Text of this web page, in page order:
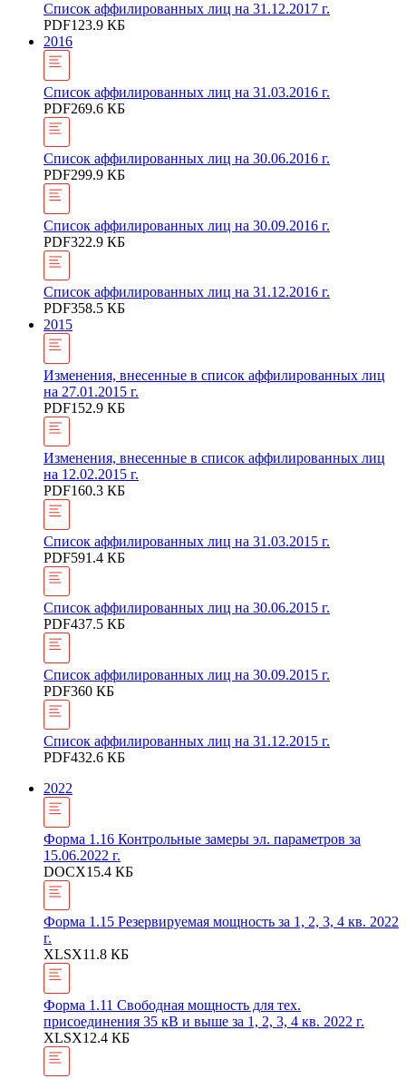
Список аффилированных лиц на 31.12.2017 г.
PDF123.9 КБ
2016
Список аффилированных лиц на 31.03.2016 г.
PDF269.6 КБ
Список аффилированных лиц на 30.06.2016 г.
PDF299.9 КБ
Список аффилированных лиц на 30.09.2016 г.
PDF322.9 КБ
Список аффилированных лиц на 31.12.2016 г.
PDF358.5 КБ
2015
Изменения, внесенные в список аффилированных лиц
на 27.01.2015 г.
PDF152.9 КБ
Изменения, внесенные в список аффилированных лиц
на 12.02.2015 г.
PDF160.3 КБ
Список аффилированных лиц на 31.03.2015 г.
PDF591.4 КБ
Список аффилированных лиц на 30.06.2015 г.
PDF437.5 КБ
Список аффилированных лиц на 30.09.2015 г.
PDF360 КБ
Список аффилированных лиц на 31.12.2015 г.
PDF432.6 КБ
2022
Форма 1.16 Контрольные замеры эл. параметров за
15.06.2022 г.
DOCX15.4 КБ
Форма 1.15 Резервируемая мощность за 1, 2, 3, 4 кв. 2022
г.
XLSX11.8 КБ
Форма 1.11 Свободная мощность для тех.
присоединения 35 кВ и выше за 1, 2, 3, 4 кв. 2022 г.
XLSX12.4 КБ